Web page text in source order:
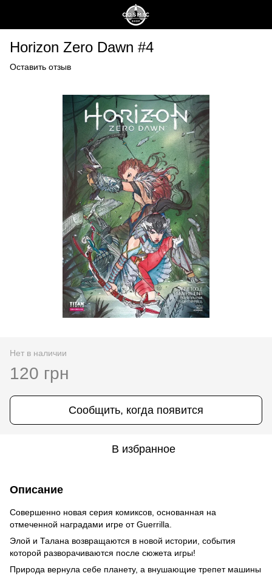
Horizon Zero Dawn #4
Оставить отзыв
Нет в наличии
120 грн
Сообщить, когда появится
В избранное
Описание
Совершенно новая серия комиксов, основанная на
отмеченной наградами игре от Guerrilla.
Элой и Талана возвращаются в новой истории, события
которой разворачиваются после сюжета игры!
Природа вернула себе планету, а внушающие трепет машины